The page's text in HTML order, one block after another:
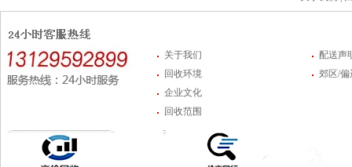
关于我们
回收环境
企业文化
回收范围
配送声
郊区/